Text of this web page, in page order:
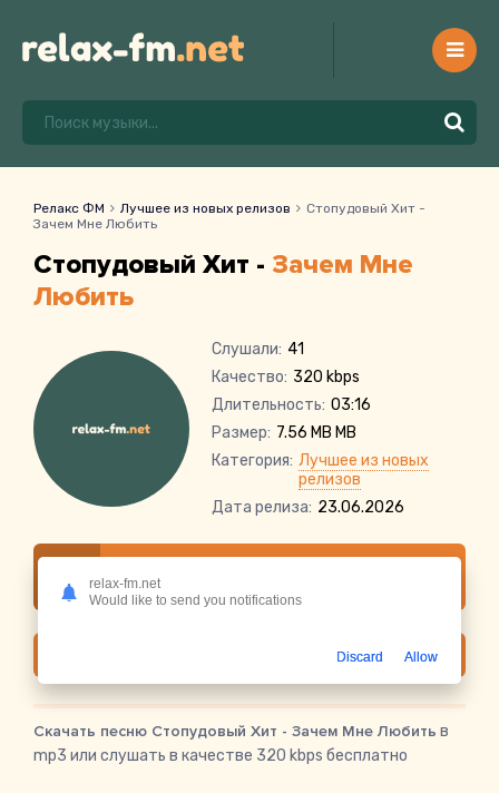
Релакс ФМ Лучшее из новых релизов
Стопудовый Хит -
Зачем Мне Любить
Стопудовый Хит - Зачем Мне
Любить
Слушали: 41
Качество: 320 kbps
Длительность: 03:16
Размер: 7.56 MB MB
Категория: Лучшее из новых
релизов
Дата релиза: 23.06.2026
Мне Любить
Скачать песню Стопудовый Хит - Зачем Мне Любить в
mp3 или слушать в качестве 320 kbps бесплатно
relax-fm.net
Would like to send you notifications
Discard Allow